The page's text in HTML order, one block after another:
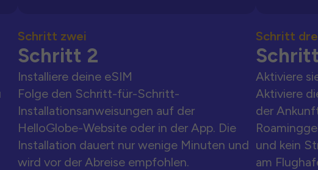
Schritt zwei
Schritt 2
Installiere deine eSIM
Folge den Schritt-für-Schritt-
Installationsanweisungen auf der
HelloGlobe-Website oder in der App. Die
Installation dauert nur wenige Minuten und
wird vor der Abreise empfohlen.
Schritt
Aktiviere
Aktiviere
der
und kein
am